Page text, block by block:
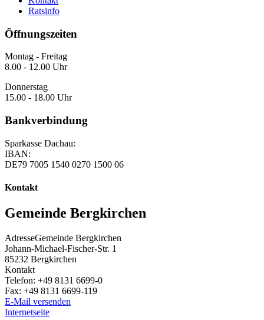
Ratsinfo
Öffnungszeiten
Montag - Freitag
8.00 - 12.00 Uhr
Donnerstag
15.00 - 18.00 Uhr
Bankverbindung
Sparkasse Dachau:
IBAN:
DE79 7005 1540 0270 1500 06
Kontakt
Gemeinde Bergkirchen
AdresseGemeinde Bergkirchen
Johann-Michael-Fischer-Str. 1
85232 Bergkirchen
Kontakt
Telefon: +49 8131 6699-0
Fax: +49 8131 6699-119
E-Mail versenden
Internetseite